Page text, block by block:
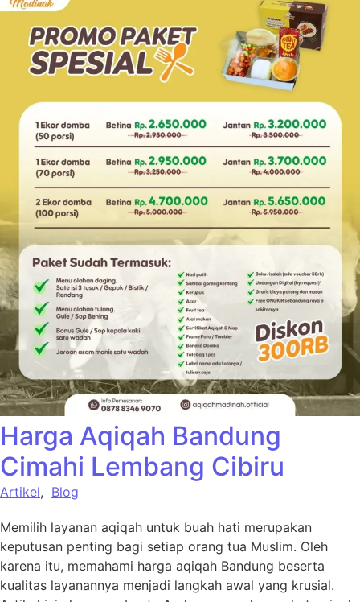
Harga Aqiqah Bandung
Cimahi Lembang Cibiru
Artikel, Blog
Memilih layanan aqiqah untuk buah hati merupakan
keputusan penting bagi setiap orang tua Muslim. Oleh
karena itu, memahami harga aqiqah Bandung beserta
kualitas layanannya menjadi langkah awal yang krusial.